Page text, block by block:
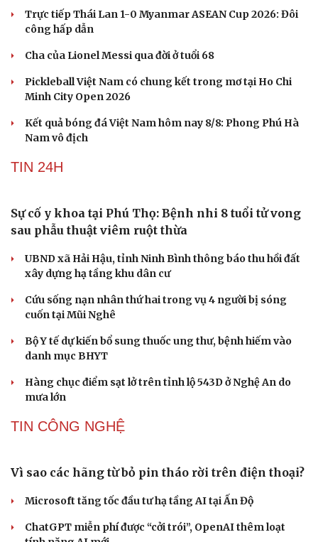
Du lịch
Tư vấn
Săn Tour
Câu chuyện thời sự
Kể chuyện cho bé
Trực tiếp Malaysia 1-0 Philippines bảng B của
ASEAN Cup 2026: Ưu thế của chủ nhà
Trực tiếp Thái Lan 1-0 Myanmar ASEAN Cup 2026: Đôi
Cha của Lionel Messi qua đời ở tuổi 68
Pickleball Việt Nam có chung kết trong mơ tại Ho Chi
Kết quả bóng đá Việt Nam hôm nay 8/8: Phong Phú Hà
TIN 24H
Sự cố y khoa tại Phú Thọ: Bệnh nhi 8 tuổi tử vong
sau phẫu thuật viêm ruột thừa
xây dựng hạ tầng khu dân cư
cuốn tại Mũi Nghê
Bộ Y tế dự kiến bổ sung thuốc ung thư, bệnh hiếm vào
danh mục BHYT
Hàng chục điểm sạt lở trên tỉnh lộ 543D ở Nghệ An do